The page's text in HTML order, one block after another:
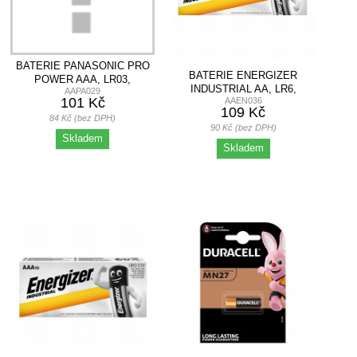
BATERIE PANASONIC PRO
POWER AAA, LR03,
MIKROTUŽKOVÁ,...
AAPA029
101 Kč
84 Kč (bez DPH)
Skladem
BATERIE ENERGIZER
INDUSTRIAL AA, LR6,
TUŽKOVÁ, 1,5V, 10 KS
AAEN036
109 Kč
90 Kč (bez DPH)
Skladem